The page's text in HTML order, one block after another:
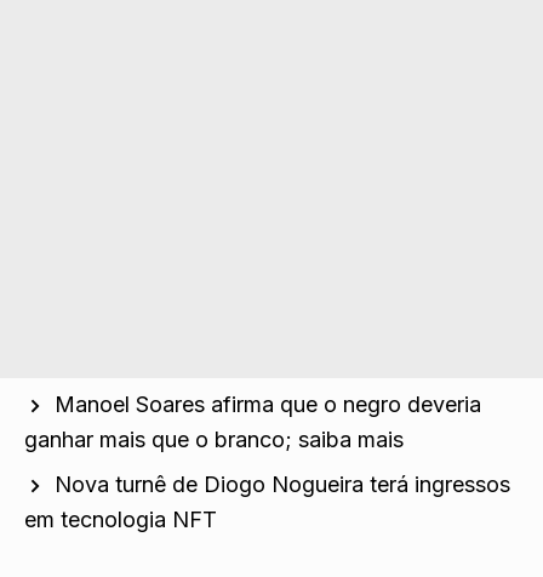
Manoel Soares afirma que o negro deveria
ganhar mais que o branco; saiba mais
Nova turnê de Diogo Nogueira terá ingressos
em tecnologia NFT